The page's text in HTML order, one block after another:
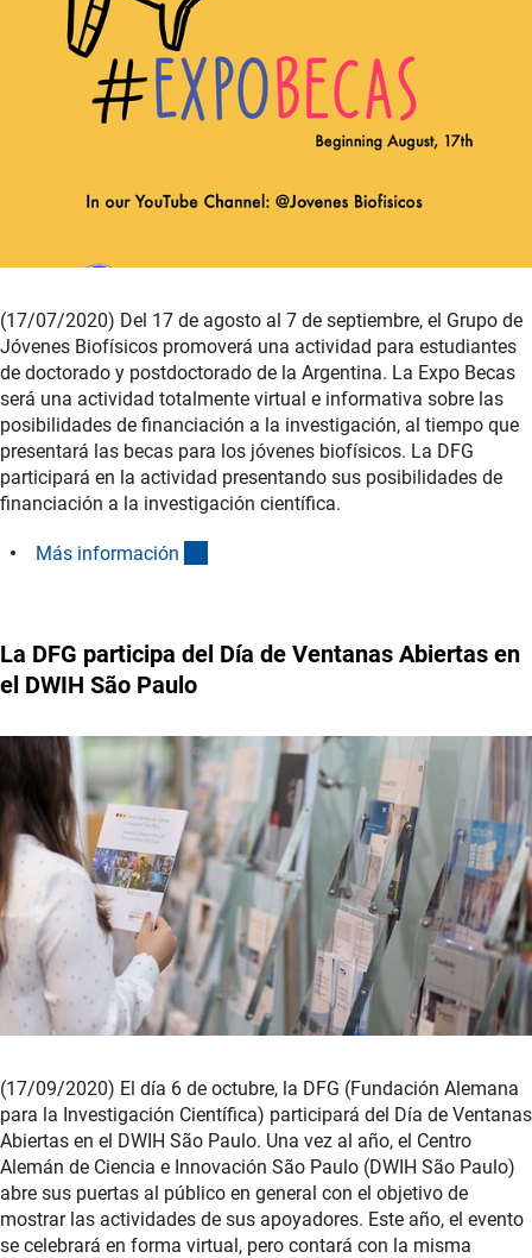
(17/07/2020) Del 17 de agosto al 7 de septiembre, el Grupo de
Jóvenes Biofísicos promoverá una actividad para estudiantes
de doctorado y postdoctorado de la Argentina. La Expo Becas
será una actividad totalmente virtual e informativa sobre las
posibilidades de financiación a la investigación, al tiempo que
presentará las becas para los jóvenes biofísicos. La DFG
participará en la actividad presentando sus posibilidades de
financiación a la investigación científica.
Más información
La DFG participa del Día de Ventanas Abiertas en
el DWIH São Paulo
(17/09/2020) El día 6 de octubre, la DFG (Fundación Alemana
para la Investigación Científica) participará del Día de Ventanas
Abiertas en el DWIH São Paulo. Una vez al año, el Centro
Alemán de Ciencia e Innovación São Paulo (DWIH São Paulo)
abre sus puertas al público en general con el objetivo de
mostrar las actividades de sus apoyadores. Este año, el evento
se celebrará en forma virtual, pero contará con la misma